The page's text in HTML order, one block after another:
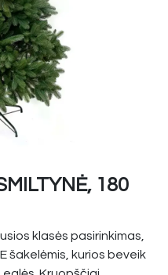
180
klasės pasirinkimas,
šakelėmis, kurios beveik